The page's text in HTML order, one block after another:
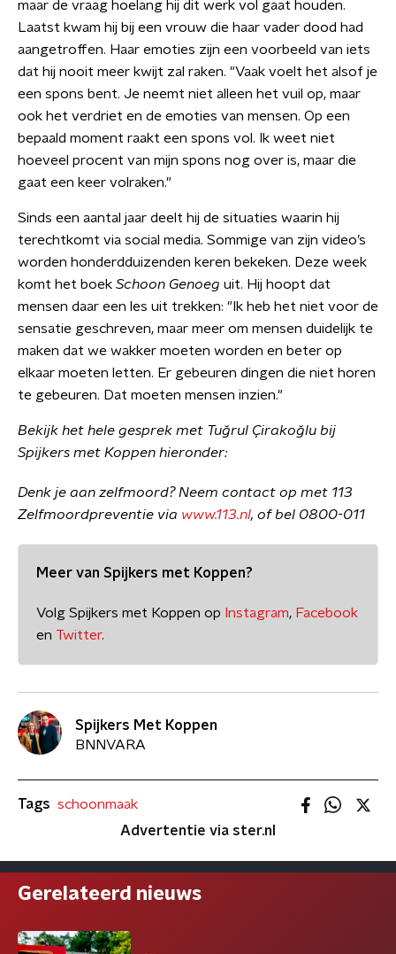
maar de vraag hoelang hij dit werk vol gaat houden.
Laatst kwam hij bij een vrouw die haar vader dood had
aangetroffen. Haar emoties zijn een voorbeeld van iets
dat hij nooit meer kwijt zal raken. "Vaak voelt het alsof je
een spons bent. Je neemt niet alleen het vuil op, maar
ook het verdriet en de emoties van mensen. Op een
bepaald moment raakt een spons vol. Ik weet niet
hoeveel procent van mijn spons nog over is, maar die
gaat een keer volraken."
Sinds een aantal jaar deelt hij de situaties waarin hij
terechtkomt via social media. Sommige van zijn video’s
worden honderdduizenden keren bekeken. Deze week
komt het boek Schoon Genoeg uit. Hij hoopt dat
mensen daar een les uit trekken: "Ik heb het niet voor de
sensatie geschreven, maar meer om mensen duidelijk te
maken dat we wakker moeten worden en beter op
elkaar moeten letten. Er gebeuren dingen die niet horen
te gebeuren. Dat moeten mensen inzien."
Bekijk het hele gesprek met Tuğrul Çirakoğlu bij
Spijkers met Koppen hieronder:
Denk je aan zelfmoord? Neem contact op met 113
Zelfmoordpreventie via www.113.nl, of bel 0800-011
Meer van Spijkers met Koppen?
Volg Spijkers met Koppen op Instagram, Facebook
en Twitter.
Spijkers Met Koppen
BNNVARA
Tags schoonmaak
Advertentie via ster.nl
Gerelateerd nieuws